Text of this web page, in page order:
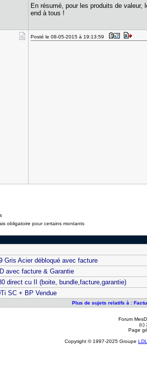
En résumé, pour les produits de
end à tous !
Posté le 08-05-2015 à 19:13:59
obligatoire pour certains montants
Gris Acier débloqué avec facture
avec facture & Garantie
direct cu II (boite, bundle,facture,garantie)
SC + BP Vendue
Plus de sujets relatifs à :
Forum
(c)
Page
Copyright © 1997-2025 Groupe